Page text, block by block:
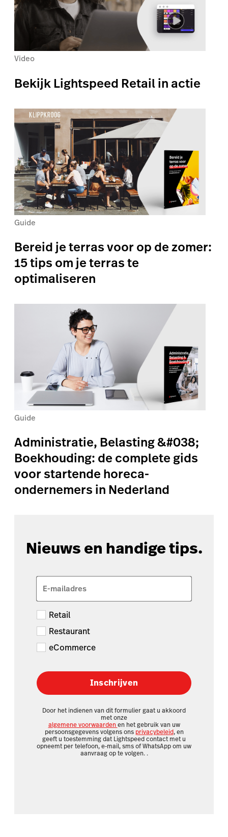
Video
Bekijk Lightspeed Retail in actie
Guide
Bereid je terras voor op de zomer:
15 tips om je terras te
optimaliseren
Guide
Administratie, Belasting &#038;
Boekhouding: de complete gids
voor startende horeca-
ondernemers in Nederland
Nieuws en handige tips.
E-mailadres
Retail
Restaurant
eCommerce
Inschrijven
Door het indienen van dit formulier gaat u akkoord
met onze
algemene voorwaardenen het gebruik van uw
persoonsgegevens volgens ons privacybeleid, en
geeft u toestemming dat Lightspeed contact met u
opneemt per telefoon, e-mail, sms of WhatsApp om uw
aanvraag op te volgen. .